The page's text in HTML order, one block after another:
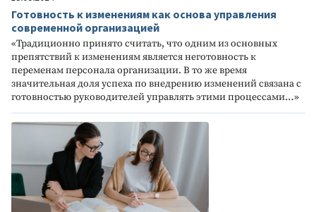
Готовность к изменениям как основа управления
современной организацией
«Традиционно принято считать, что одним из основных
препятствий к изменениям является неготовность к
переменам персонала организации. В то же время
значительная доля успеха по внедрению изменений связана с
готовностью руководителей управлять этими процессами…»